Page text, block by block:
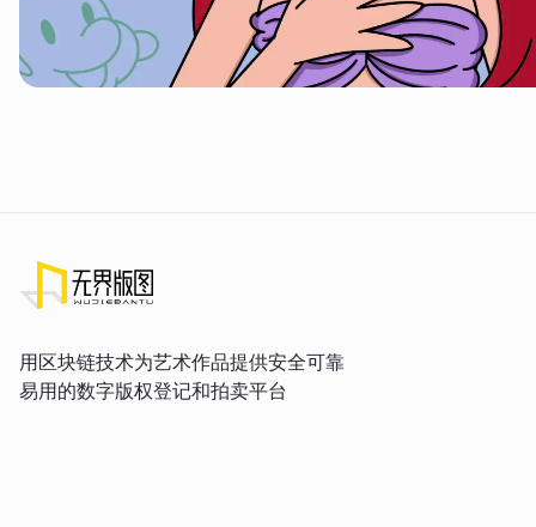
用区块链技术为艺术作品提供安全可靠
易用的数字版权登记和拍卖平台